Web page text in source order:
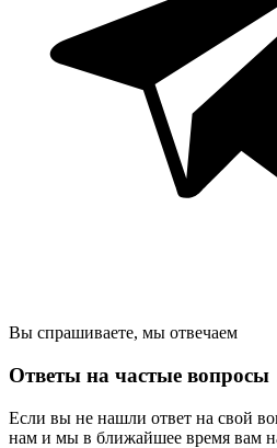
Вы спрашиваете, мы отвечаем
Ответы на частые вопросы
Если вы не нашли ответ на свой
нам и мы в ближайшее время вам